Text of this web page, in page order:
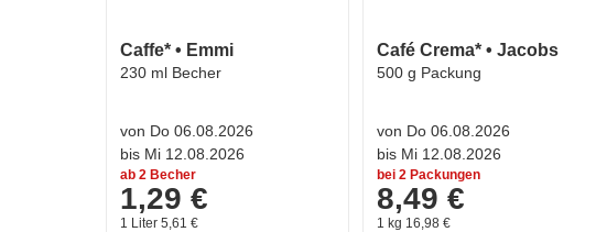
Caffe* • Emmi
230 ml Becher
von Do 06.08.2026
bis Mi 12.08.2026
ab 2 Becher
1,29 €
1 Liter 5,61 €
Café Crema* • Jacobs
500 g Packung
von Do 06.08.2026
bis Mi 12.08.2026
bei 2 Packungen
8,49 €
1 kg 16,98 €